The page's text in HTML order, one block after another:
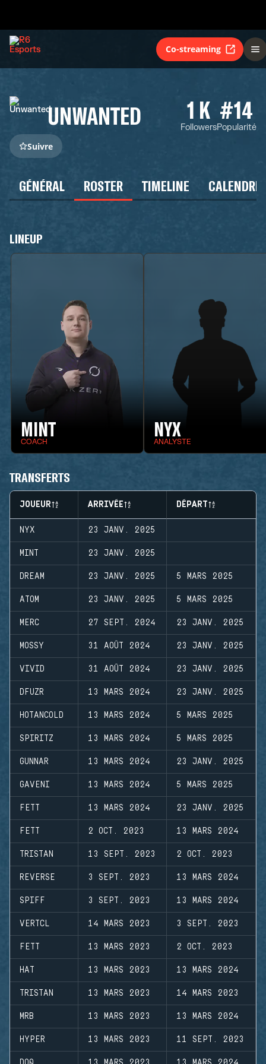
Co-streaming
UNWANTED 1 K
Followers
#14
Popularité
Suivre
GÉNÉRAL ROSTER TIMELINE
LINEUP
MINT
COACH
NYX
ANALYSTE
TRANSFERTS
JOUEUR ARRIVÉE DÉPART
NYX 23 JANV. 2025
MINT 23 JANV. 2025
DREAM 23 JANV. 2025 5 MARS 2025
ATOM 23 JANV. 2025 5 MARS 2025
MERC 27 SEPT. 2024 23 JANV. 2025
MOSSY 31 AOÛT 2024 23 JANV. 2025
VIVID 31 AOÛT 2024 23 JANV. 2025
DFUZR 13 MARS 2024 23 JANV. 2025
HOTANCOLD 13 MARS 2024 5 MARS 2025
SPIRITZ 13 MARS 2024 5 MARS 2025
GUNNAR 13 MARS 2024 23 JANV. 2025
GAVENI 13 MARS 2024 5 MARS 2025
FETT 13 MARS 2024 23 JANV. 2025
FETT 2 OCT. 2023 13 MARS 2024
TRISTAN 13 SEPT. 2023 2 OCT. 2023
REVERSE 3 SEPT. 2023 13 MARS 2024
SPIFF 3 SEPT. 2023 13 MARS 2024
VERTCL 14 MARS 2023 3 SEPT. 2023
FETT 13 MARS 2023 2 OCT. 2023
HAT 13 MARS 2023 13 MARS 2024
TRISTAN 13 MARS 2023 14 MARS 2023
MRB 13 MARS 2023 13 MARS 2024
HYPER 13 MARS 2023 11 SEPT. 2023